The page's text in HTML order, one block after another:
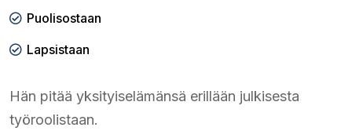
Puolisostaan
Lapsistaan
Hän pitää yksityiselämänsä erillään julkisesta
työroolistaan.